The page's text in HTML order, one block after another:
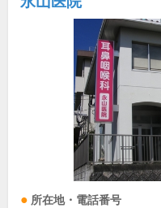
所在地・電話番号